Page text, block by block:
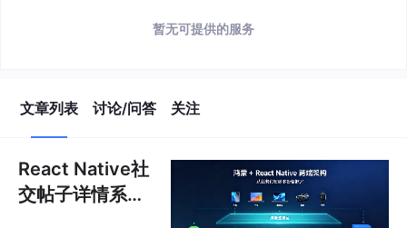
暂无可提供的服务
文章列表 讨论/问答 关注
React Native社
交帖子详情系统